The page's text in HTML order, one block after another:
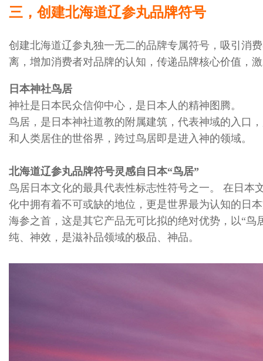
三，创建北海道辽参丸品牌符号
创建北海道辽参丸独一无二的品牌专属符号，吸引消
离，增加消费者对品牌的认知，传递品牌核心价值，
日本神社鸟居
神社是日本民众信仰中心，是日本人的精神图腾。
鸟居，是日本神社道教的附属建筑，代表神域的入口
和人类居住的世俗界，跨过鸟居即是进入神的领域。
北海道辽参丸品牌符号灵感自日本“鸟居”
鸟居日本文化的最具代表性标志性符号之一。 在日本
化中拥有着不可或缺的地位，更是世界最为认知的日
海参之首，这是其它产品无可比拟的绝对优势，以“
纯、神效，是滋补品领域的极品、神品。